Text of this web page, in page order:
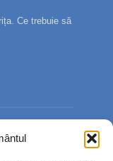
Ce trebuie să